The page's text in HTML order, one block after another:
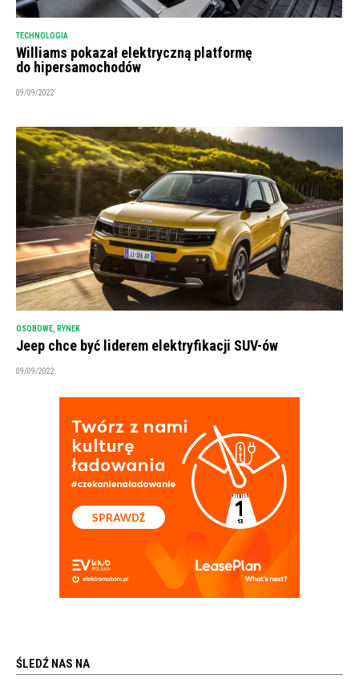
TECHNOLOGIA
Williams pokazał elektryczną platformę
do hipersamochodów
09/09/2022
OSOBOWE RYNEK
Jeep chce być liderem elektryfikacji SUV-ów
09/09/2022
ŚLEDŹ NAS NA